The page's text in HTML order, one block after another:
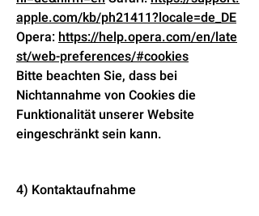
apple.com/kb/ph21411?locale=de_DE
Opera:https://help.opera.com/en/late
st/web-preferences/#cookies
Bitte beachten Sie, dass bei
Nichtannahme von Cookies die
Funktionalität unserer Website
eingeschränkt sein kann.
4) Kontaktaufnahme